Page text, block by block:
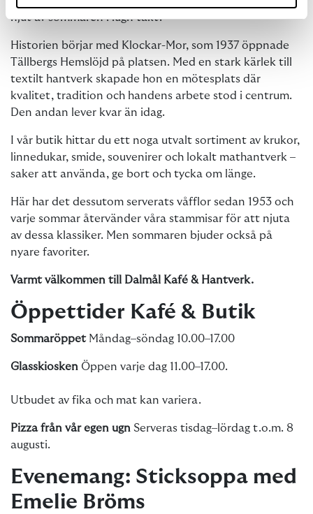
njut av sommaren i lugn takt.
Historien börjar med Klockar-Mor, som 1937 öppnade
Tällbergs Hemslöjd på platsen. Med en stark kärlek till
textilt hantverk skapade hon en mötesplats där
kvalitet, tradition och handens arbete stod i centrum.
Den andan lever kvar än idag.
I vår butik hittar du ett noga utvalt sortiment av krukor,
linnedukar, smide, souvenirer och lokalt mathantverk –
saker att använda, ge bort och tycka om länge.
Här har det dessutom serverats våfflor sedan 1953 och
varje sommar återvänder våra stammisar för att njuta
av dessa klassiker. Men sommaren bjuder också på
nyare favoriter.
Varmt välkommen till Dalmål Kafé & Hantverk.
Öppettider Kafé & Butik
SommaröppetMåndag–söndag 10.00–17.00
Glasskiosken Öppen varje dag 11.00–17.00.
Utbudet av fika och mat kan variera.
Pizza från vår egen ugn Serveras tisdag–lördag t.o.m. 8
augusti.
Evenemang: Sticksoppa med
Emelie Bröms